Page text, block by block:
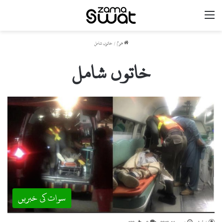
ھوم / خاتوں شامل
خاتوں شامل
سوات کی خبریں